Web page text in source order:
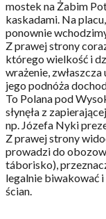
mostek na Żabim
kaskadami. Na
ponownie
Z prawej strony
którego wielkość i
wrażenie,
jego podnóża
To Polana pod
słynęła z
np. Józefa Nyki
Z prawej strony
prowadzi do
táborisko),
legalnie biwakować
ścian.